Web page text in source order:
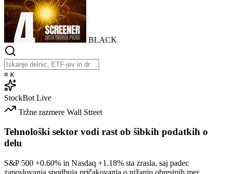
BLACK
⌘ K
StockBot Live
Tržne razmere Wall Street
Tehnološki sektor vodi rast ob šibkih podatkih o
delu
S&P 500 +0.60% in Nasdaq +1.18% sta zrasla, saj padec
zaposlovanja spodbuja pričakovanja o nižanju obrestnih mer.